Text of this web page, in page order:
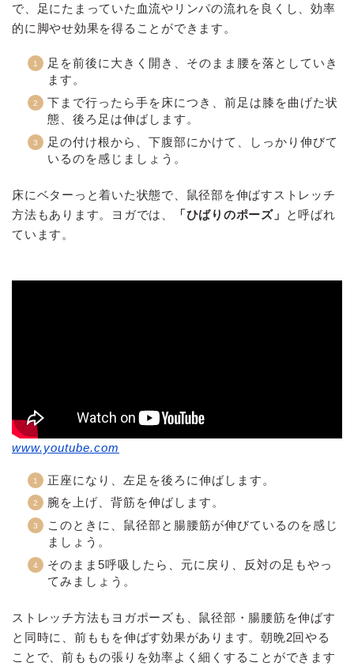
で、足にたまっていた血流やリンパの流れを良くし、効率
的に脚やせ効果を得ることができます。
足を前後に大きく開き、そのまま腰を落としていき
ます。
下まで行ったら手を床につき、前足は膝を曲げた状
態、後ろ足は伸ばします。
足の付け根から、下腹部にかけて、しっかり伸びて
いるのを感じましょう。
床にベターっと着いた状態で、鼠径部を伸ばすストレッチ
方法もあります。ヨガでは、
「ひばりのポーズ」
と呼ばれ
ています。
www.youtube.com
正座になり、左足を後ろに伸ばします。
腕を上げ、背筋を伸ばします。
このときに、鼠径部と腸腰筋が伸びているのを感じ
ましょう。
そのまま5呼吸したら、元に戻り、反対の足もやっ
てみましょう。
ストレッチ方法もヨガポーズも、鼠径部・腸腰筋を伸ばす
と同時に、前ももを伸ばす効果があります。朝晩2回やる
ことで、前ももの張りを効率よく細くすることができます